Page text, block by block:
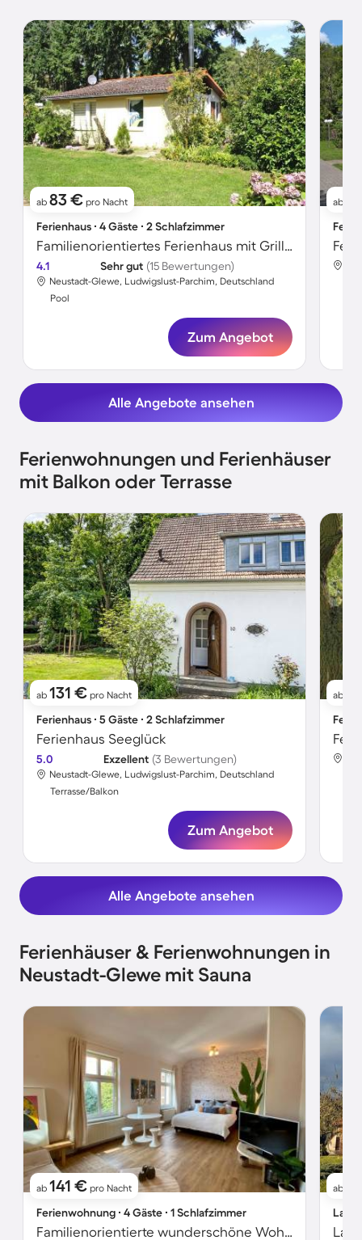
ab 83 € pro Nacht
Ferienhaus ∙ 4 Gäste ∙ 2 Schlafzimmer
Familienorientiertes Ferienhaus mit Grill, Garten und Terrasse | Meerblick | Haustiere sind willkommen
4.1 Sehr gut (15 Bewertungen)
Neustadt-Glewe, Ludwigslust-Parchim, Deutschland
Pool
Zum Angebot
ab
Alle Angebote ansehen
Ferienwohnungen und Ferienhäuser
mit Balkon oder Terrasse
ab 131 € pro Nacht
Ferienhaus ∙ 5 Gäste ∙ 2 Schlafzimmer
Ferienhaus Seeglück
5.0 Exzellent (3 Bewertungen)
Neustadt-Glewe, Ludwigslust-Parchim, Deutschland
Terrasse/Balkon
Zum Angebot
ab
Alle Angebote ansehen
Ferienhäuser & Ferienwohnungen in
Neustadt-Glewe mit Sauna
ab 141 € pro Nacht
Ferienwohnung ∙ 4 Gäste ∙ 1 Schlafzimmer
Familienorientierte wunderschöne Wohnung mit Sauna | Hunde erlaubt
ab